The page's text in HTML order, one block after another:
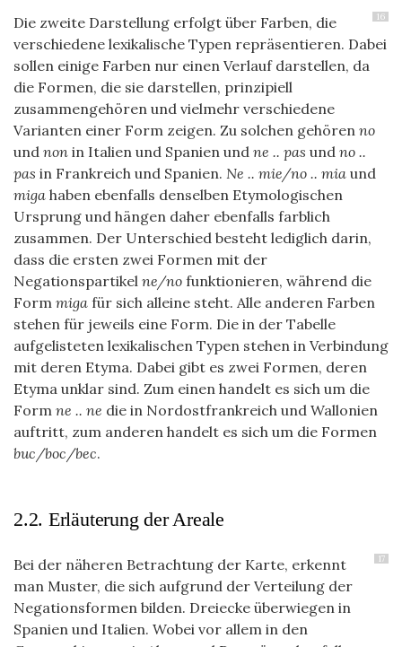
16
Die zweite Darstellung erfolgt über Farben, die
verschiedene lexikalische Typen repräsentieren. Dabei
sollen einige Farben nur einen Verlauf darstellen, da
die Formen, die sie darstellen, prinzipiell
zusammengehören und vielmehr verschiedene
Varianten einer Form zeigen. Zu solchen gehören no
und non in Italien und Spanien und ne .. pas und no ..
pas in Frankreich und Spanien. Ne .. mie/no .. mia und
miga haben ebenfalls denselben Etymologischen
Ursprung und hängen daher ebenfalls farblich
zusammen. Der Unterschied besteht lediglich darin,
dass die ersten zwei Formen mit der
Negationspartikel ne/no funktionieren, während die
Form miga für sich alleine steht. Alle anderen Farben
stehen für jeweils eine Form. Die in der Tabelle
aufgelisteten lexikalischen Typen stehen in Verbindung
mit deren Etyma. Dabei gibt es zwei Formen, deren
Etyma unklar sind. Zum einen handelt es sich um die
Form ne .. ne die in Nordostfrankreich und Wallonien
auftritt, zum anderen handelt es sich um die Formen
buc/boc/bec.
2.2. Erläuterung der Areale
17
Bei der näheren Betrachtung der Karte, erkennt
man Muster, die sich aufgrund der Verteilung der
Negationsformen bilden. Dreiecke überwiegen in
Spanien und Italien. Wobei vor allem in den